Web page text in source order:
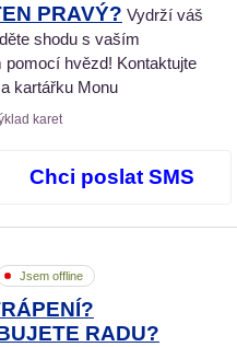
PRAVÝ? Vydrží váš
shodu s vaším
pomocí hvězd! Kontaktujte
kartářku Monu
karet
Chci poslat SMS
Jsem offline
RADU?